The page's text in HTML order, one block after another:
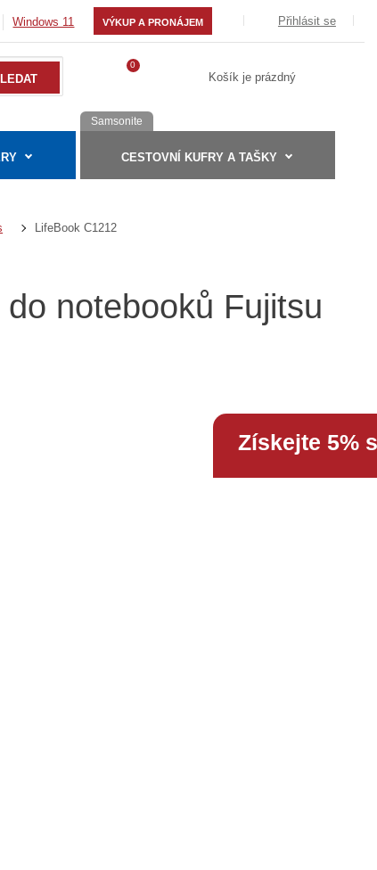
Windows 11 VÝKUP A PRONÁJEM Přihlásit se
0
Košík je prázdný
Samsonite
CESTOVNÍ KUFRY A TAŠKY
LifeBook C1212
notebooků Fujitsu
Získejte 5%